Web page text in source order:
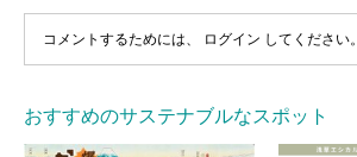
コメントするためには、 ログイン してください。
おすすめのサステナブルなスポット